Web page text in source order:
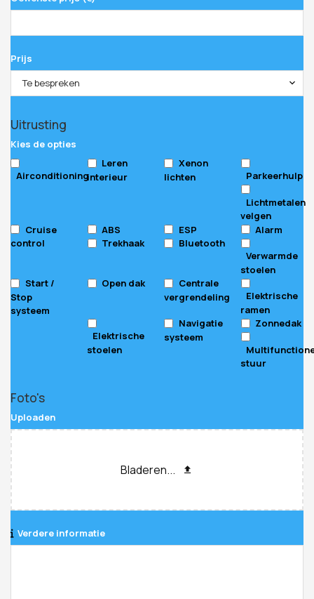
Prijs
Te bespreken
Uitrusting
Kies de opties
Airconditioning
Leren
interieur
Xenon
lichten
Parkeerhulp
Lichtmetalen
velgen
Cruise
control
ABS ESP
Alarm
Trekhaak
Bluetooth
Verwarmde
stoelen
Start /
Stop
systeem
Open dak
Centrale
vergrendeling
Elektrische
ramen
Elektrische
stoelen
Navigatie
systeem
Zonnedak
stuur
Foto's
Uploaden
Bladeren...
Verdere informatie